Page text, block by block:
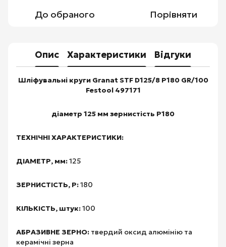
До обраного Порівняти
Опис Характеристики Відгуки
Шліфувальні круги Granat STF D125/8 P180 GR/100
Festool 497171
діаметр 125 мм зернистість P180
ТЕХНІЧНІ ХАРАКТЕРИСТИКИ:
ДІАМЕТР, мм:125
ЗЕРНИСТІСТЬ, Р:180
КІЛЬКІСТЬ, штук:100
АБРАЗИВНЕ ЗЕРНО: твердий оксид алюмінію та
керамічні зерна